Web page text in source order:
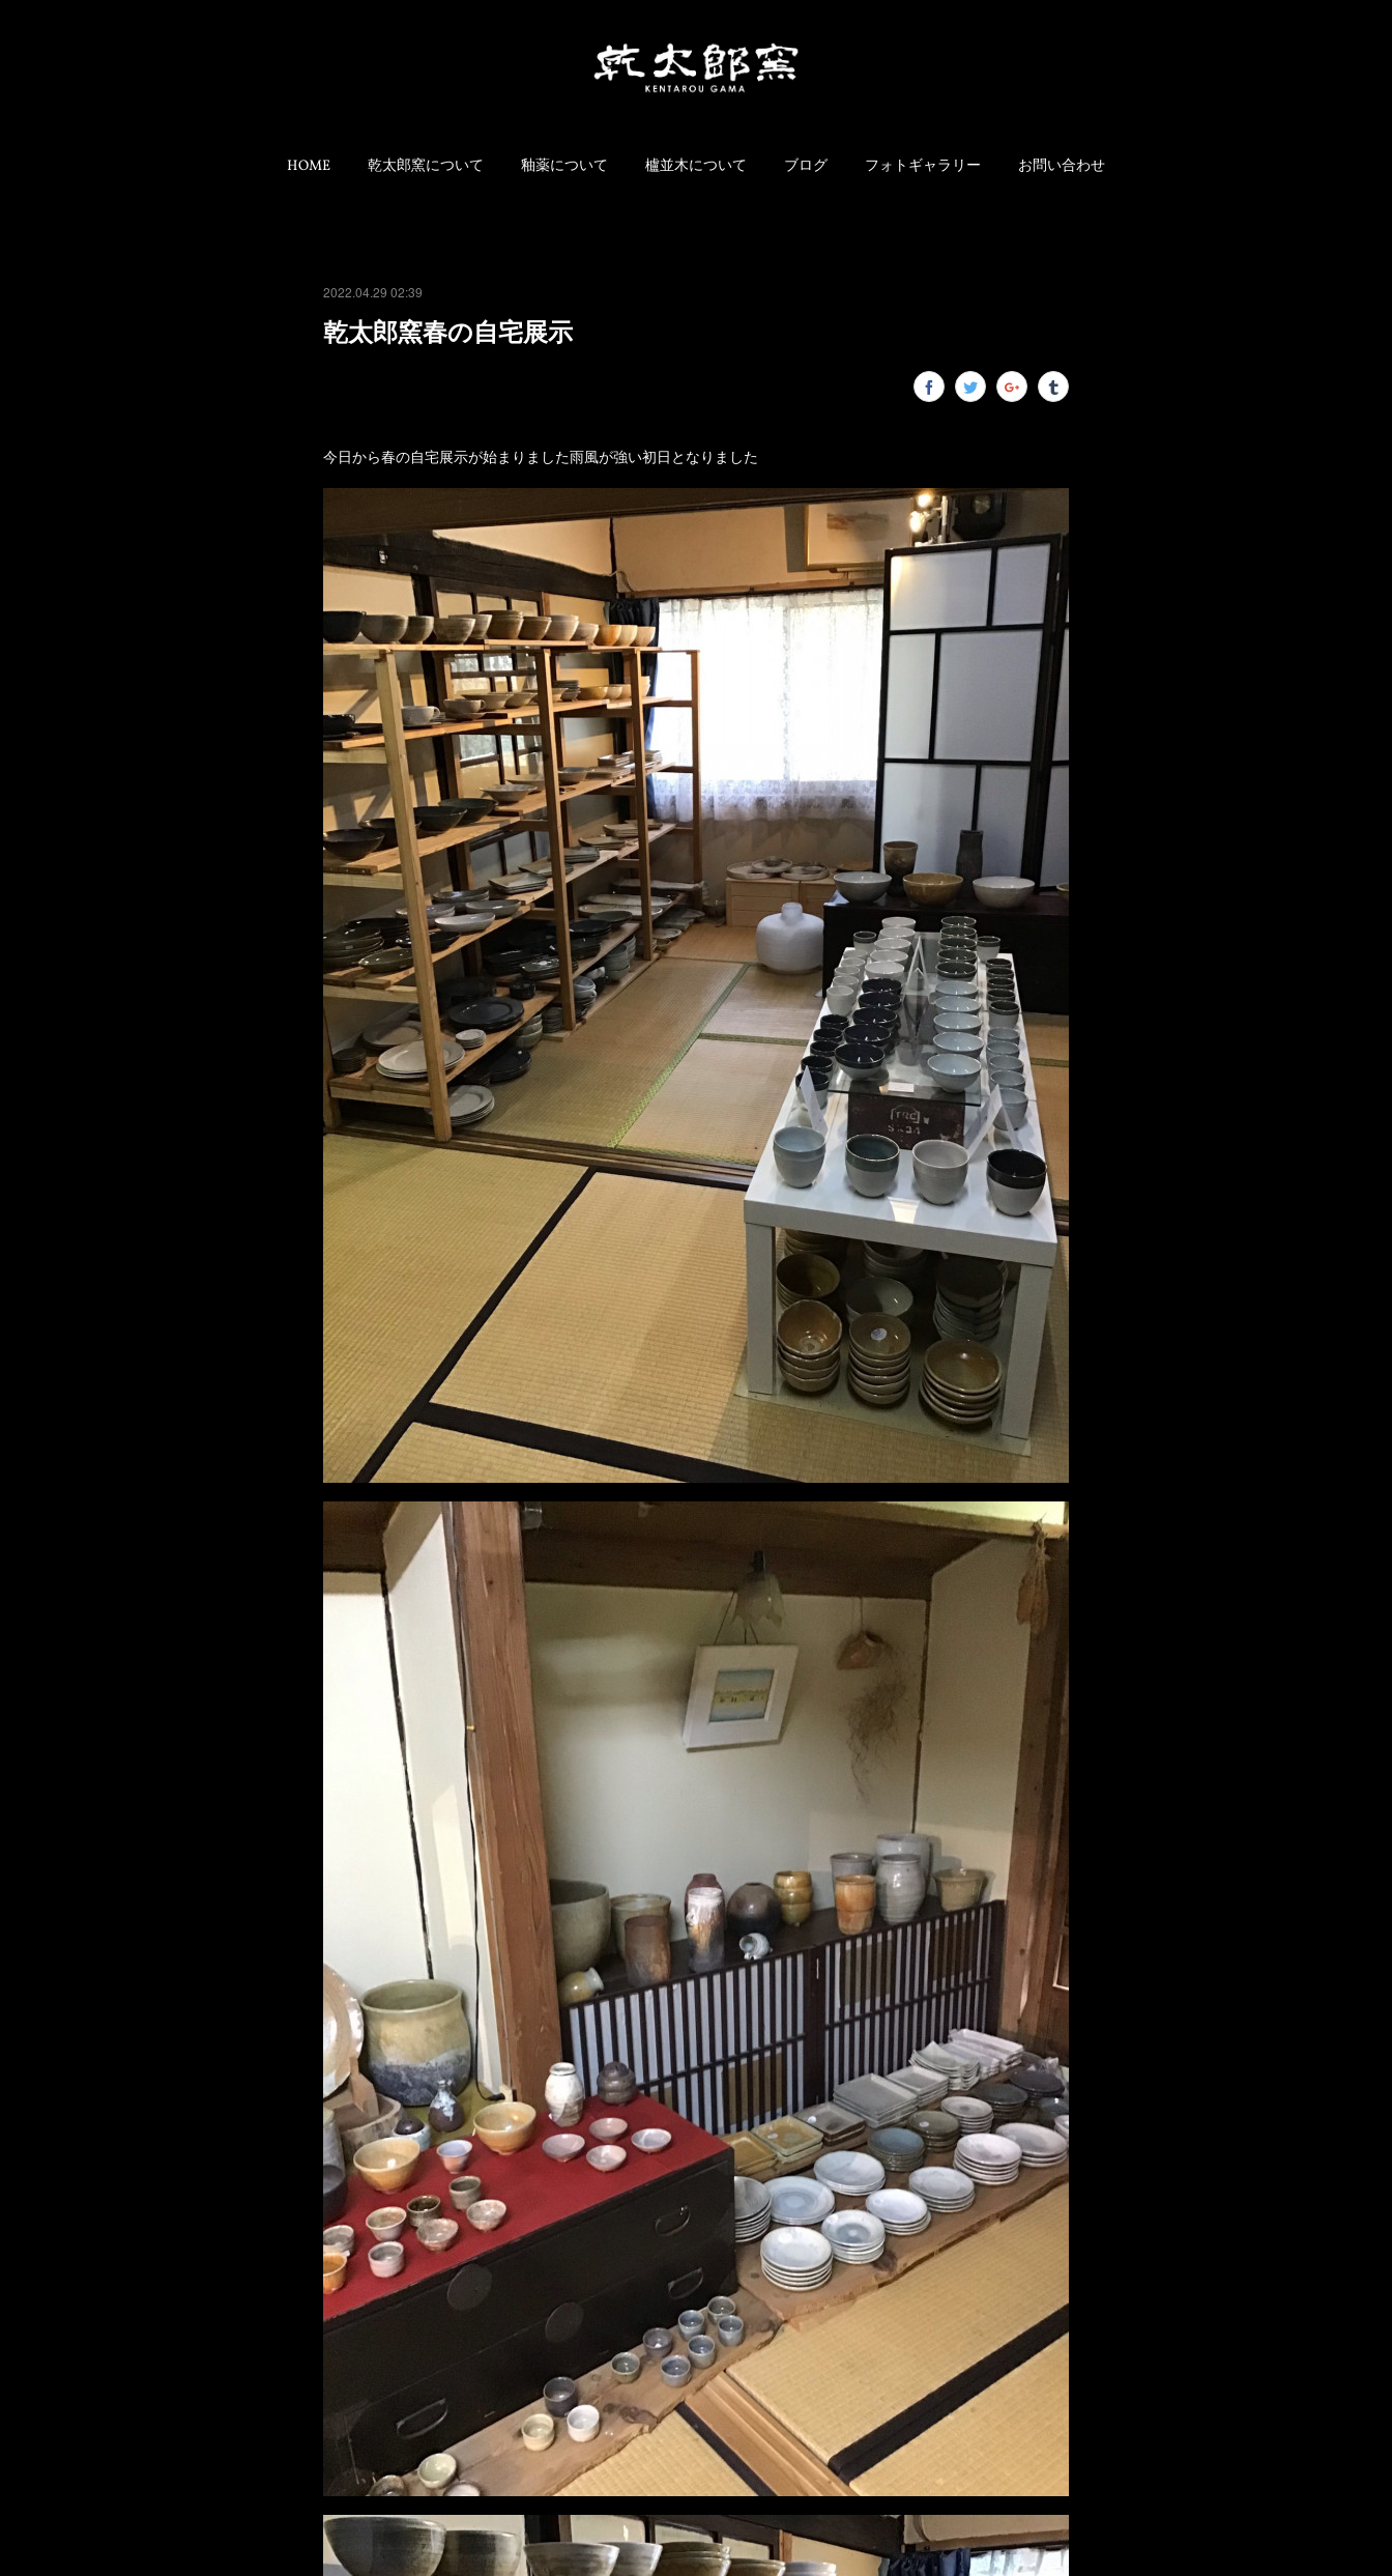
HOME 乾太郎窯について 釉薬について 櫨並木について ブログ フォトギャラリー お問い合わせ
2022.04.29 02:39
乾太郎窯春の自宅展示
今日から春の自宅展示が始まりました雨風が強い初日となりました